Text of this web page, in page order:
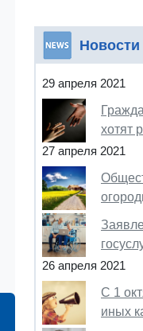
Новости
29 апреля 2021
хотят
27 апреля 2021
26 апреля 2021
С 1
иных